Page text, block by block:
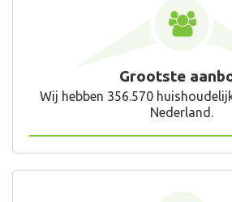
Grootste
Wij hebben 356.570
Nederland.